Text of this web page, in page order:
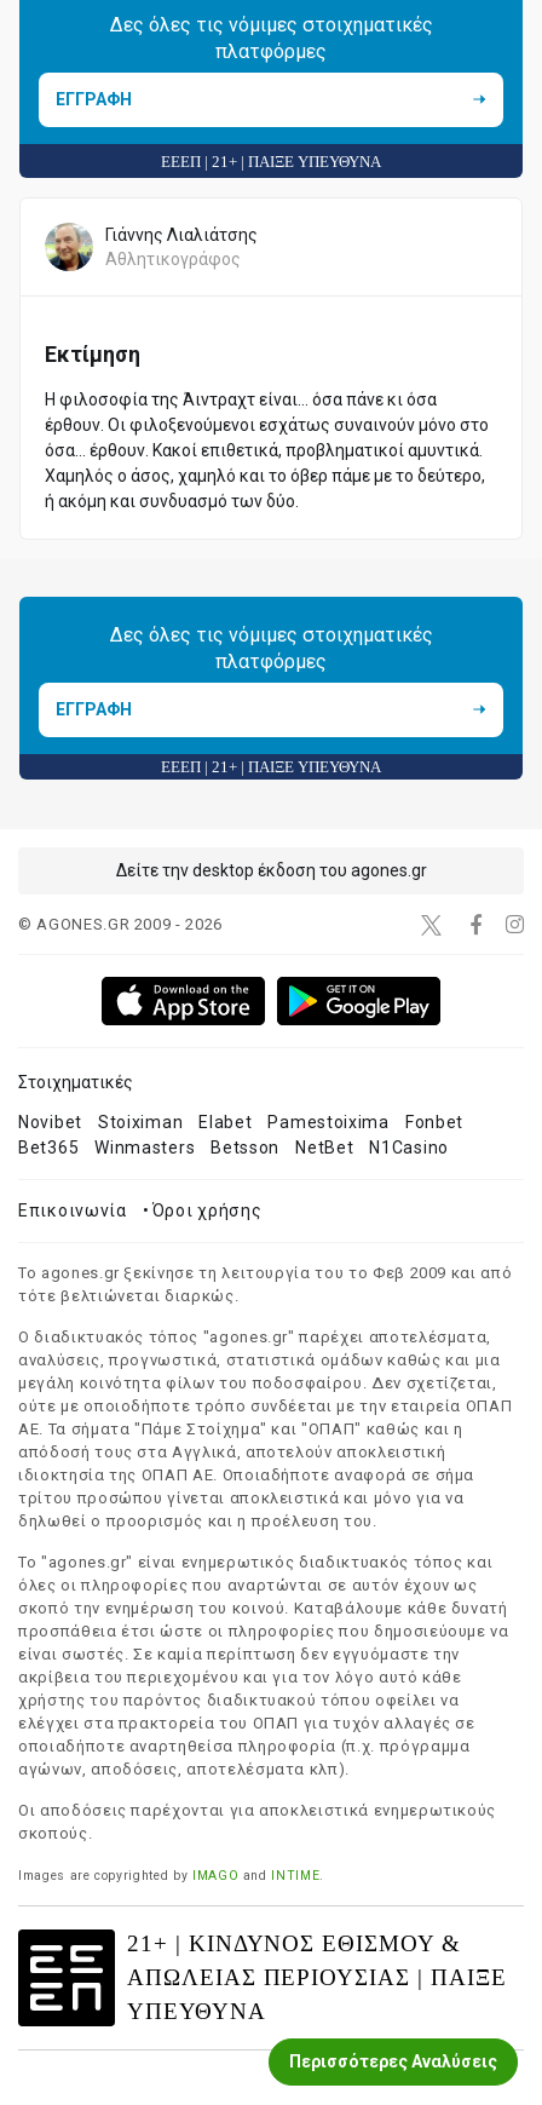
Δες όλες τις νόμιμες στοιχηματικές
πλατφόρμες
ΕΓΓΡΑΦΗ
ΕΕΕΠ | 21+ | ΠΑΙΞΕ ΥΠΕΥΘΥΝΑ
Γιάννης Λιαλιάτσης
Αθλητικογράφος
Εκτίμηση
Η φιλοσοφία της Άιντραχτ είναι… όσα πάνε κι όσα
έρθουν. Οι φιλοξενούμενοι εσχάτως συναινούν μόνο στο
όσα… έρθουν. Κακοί επιθετικά, προβληματικοί αμυντικά.
Χαμηλός ο άσος, χαμηλό και το όβερ πάμε με το δεύτερο,
ή ακόμη και συνδυασμό των δύο.
Δες όλες τις νόμιμες στοιχηματικές
πλατφόρμες
ΕΓΓΡΑΦΗ
ΕΕΕΠ | 21+ | ΠΑΙΞΕ ΥΠΕΥΘΥΝΑ
Περισσότερες Αναλύσεις
Δείτε την desktop έκδοση του agones.gr
© AGONES.GR 2009 - 2026
Στοιχηματικές
Novibet Stoiximan Elabet Pamestoixima
Fonbet
Bet365
Winmasters Betsson NetBet N1Casino
Επικοινωνία •Όροι χρήσης
Το agones.gr ξεκίνησε τη λειτουργία του το Φεβ 2009 και από
τότε βελτιώνεται διαρκώς.
Ο διαδικτυακός τόπος "agones.gr" παρέχει αποτελέσματα,
αναλύσεις, προγνωστικά, στατιστικά ομάδων καθώς και μια
μεγάλη κοινότητα φίλων του ποδοσφαίρου. Δεν σχετίζεται,
ούτε με οποιοδήποτε τρόπο συνδέεται με την εταιρεία ΟΠΑΠ
ΑΕ. Τα σήματα "Πάμε Στοίχημα" και "ΟΠΑΠ" καθώς και η
απόδοσή τους στα Αγγλικά, αποτελούν αποκλειστική
ιδιοκτησία της ΟΠΑΠ ΑΕ. Οποιαδήποτε αναφορά σε σήμα
τρίτου προσώπου γίνεται αποκλειστικά και μόνο για να
δηλωθεί ο προορισμός και η προέλευση του.
Το "agones.gr" είναι ενημερωτικός διαδικτυακός τόπος και
όλες οι πληροφορίες που αναρτώνται σε αυτόν έχουν ως
σκοπό την ενημέρωση του κοινού. Καταβάλουμε κάθε δυνατή
προσπάθεια έτσι ώστε οι πληροφορίες που δημοσιεύουμε να
είναι σωστές. Σε καμία περίπτωση δεν εγγυόμαστε την
ακρίβεια του περιεχομένου και για τον λόγο αυτό κάθε
χρήστης του παρόντος διαδικτυακού τόπου οφείλει να
ελέγχει στα πρακτορεία του ΟΠΑΠ για τυχόν αλλαγές σε
οποιαδήποτε αναρτηθείσα πληροφορία (π.χ. πρόγραμμα
αγώνων, αποδόσεις, αποτελέσματα κλπ).
Οι αποδόσεις παρέχονται για αποκλειστικά ενημερωτικούς
σκοπούς.
Images are copyrighted by IMAGO and INTIME.
21+ | ΚΙΝΔΥΝΟΣ ΕΘΙΣΜΟΥ &
ΑΠΩΛΕΙΑΣ ΠΕΡΙΟΥΣΙΑΣ | ΠΑΙΞΕ
ΥΠΕΥΘΥΝΑ